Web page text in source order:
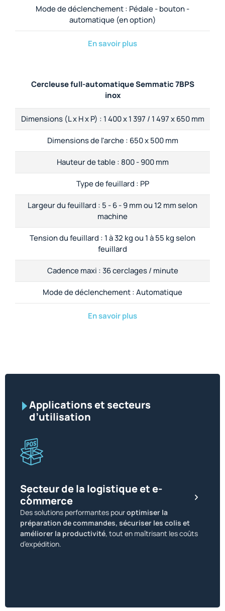
Mode de déclenchement : Pédale - bouton -
automatique (en option)
En savoir plus
Cercleuse full-automatique Semmatic 7BPS
inox
Dimensions (L x H x P) : 1 400 x 1 397 / 1 497 x 650 mm
Dimensions de l'arche : 650 x 500 mm
Hauteur de table : 800 - 900 mm
Type de feuillard : PP
Largeur du feuillard : 5 - 6 - 9 mm ou 12 mm selon
machine
Tension du feuillard : 1 à 32 kg ou 1 à 55 kg selon
feuillard
Cadence maxi :36 cerclages / minute
Mode de déclenchement :Automatique
En savoir plus
Applications et secteurs
d’utilisation
Secteur de la logistique et e-
commerce
Des solutions performantes pouroptimiser la
préparation de commandes, sécuriser les colis et
améliorer la productivité, tout en maîtrisant les coûts
d’expédition.